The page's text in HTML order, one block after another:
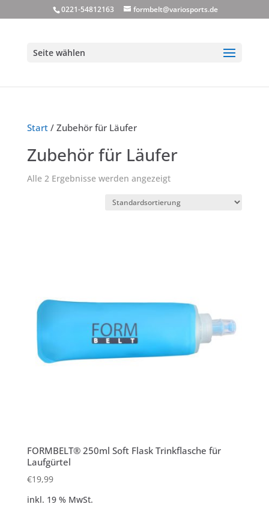
0221-54812163 formbelt@variosports.de
Seite wählen
Start/ Zubehör für Läufer
Zubehör für Läufer
Alle 2 Ergebnisse werden angezeigt
FORMBELT® 250ml Soft Flask Trinkflasche für
Laufgürtel
€19,99
inkl. 19 % MwSt.